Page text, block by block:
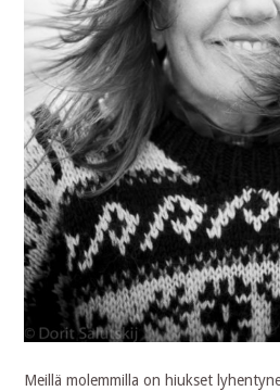
Meillä molemmilla on hiukset